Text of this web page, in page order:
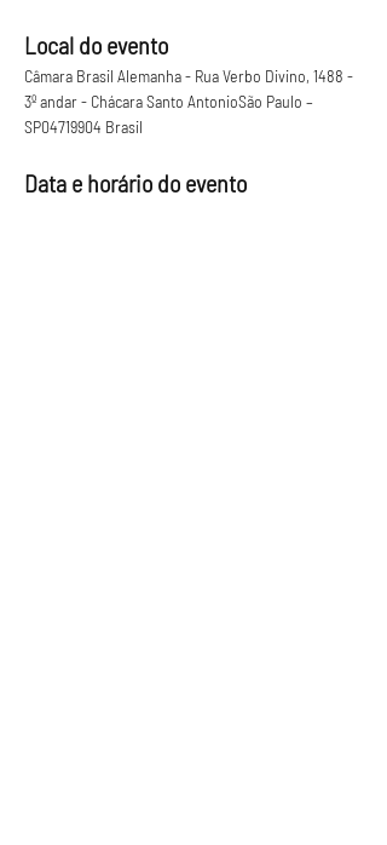
Local do evento
Câmara Brasil Alemanha - Rua Verbo Divino, 1488 -
3º andar - Chácara Santo AntonioSão Paulo –
SP04719904 Brasil
Data e horário do evento